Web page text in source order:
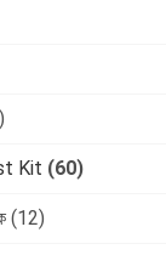
Kit (60)
(12)